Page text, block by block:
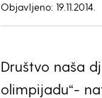
Objavljeno: 19.11.2014.
Društvo naša
olimpijadu“-